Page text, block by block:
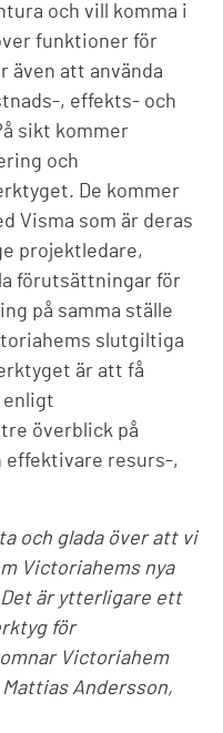
och vill komma i
funktioner för
även att använda
, effekts- och
sikt kommer
och
De kommer
Visma som är deras
projektledare,
förutsättningar för
på samma ställe
slutgiltiga
är att få
enligt
överblick på
effektivare resurs-,
och glada över att vi
Victoriahems nya
är ytterligare ett
för
Victoriahem
Andersson,